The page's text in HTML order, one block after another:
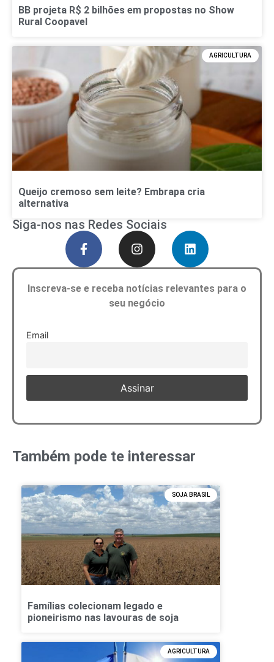
BB projeta R$ 2 bilhões em propostas no Show
Rural Coopavel
AGRICULTURA
Queijo cremoso sem leite? Embrapa cria
alternativa
Siga-nos nas Redes Sociais
Inscreva-se e receba notícias relevantes para o
seu negócio
Email
Também pode te interessar
SOJA BRASIL
Famílias colecionam legado e
pioneirismo nas lavouras de soja
AGRICULTURA